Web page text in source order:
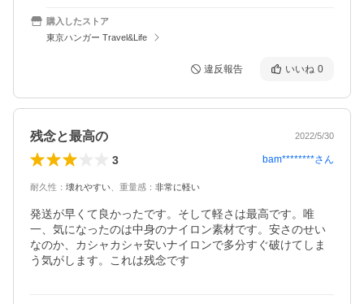
購入したストア
東京ハンガー Travel&Life
違反報告 いいね 0
残念と最高の 2022/5/30
3 bam********さん
耐久性 ： 壊れやすい 重量感 ： 非常に軽い
発送が早くて良かったです。そして軽さは最高です。唯
一、気になったのは中身のナイロン素材です。安さのせい
なのか、カシャカシャ安いナイロンで多分すぐ破けてしま
う気がします。これは残念です